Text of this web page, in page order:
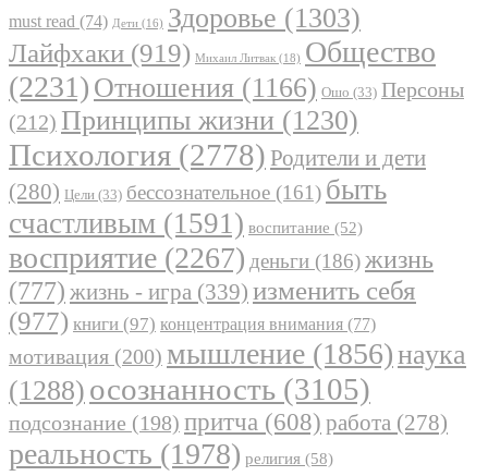
must read (74) Дети (16) Здоровье (1303)
Лайфхаки (919) Михаил Литвак (18) Общество
(2231) Отношения (1166) Ошо (33) Персоны
(212) Принципы жизни (1230)
Психология (2778) Родители и дети
(280) Цели (33) бессознательное (161) быть
счастливым (1591) воспитание (52)
восприятие (2267) деньги (186)жизнь
(777) жизнь - игра (339) изменить себя
(977) книги (97) концентрация внимания (77)
мотивация (200) мышление (1856)наука
(1288) осознанность (3105)
подсознание (198) притча (608) работа (278)
реальность (1978) религия (58)